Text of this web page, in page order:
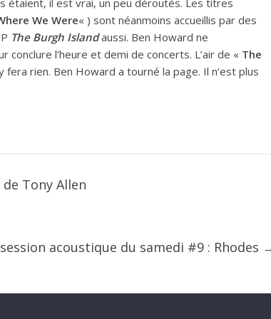
étaient, il est vrai, un peu déroutés. Les titres
We Were« ) sont néanmoins accueillis par des
The Burgh Islandaussi. Ben Howard ne
conclure l’heure et demi de concerts. L’air de « The
rien. Ben Howard a tourné la page. Il n’est plus
Tony Allen
acoustique du samedi #9 : Rhodes